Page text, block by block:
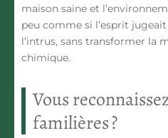
maison saine et
peu comme si l’esprit
l’intrus, sans transformer la
chimique.
Vous
familières ?